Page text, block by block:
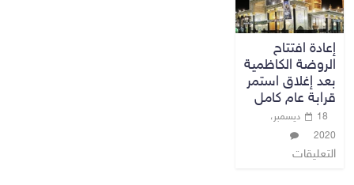
إعادة افتتاح
الروضة الكاظمية
بعد إغلاق استمر
قرابة عام كامل
18 ديسمبر،
2020
التعليقات